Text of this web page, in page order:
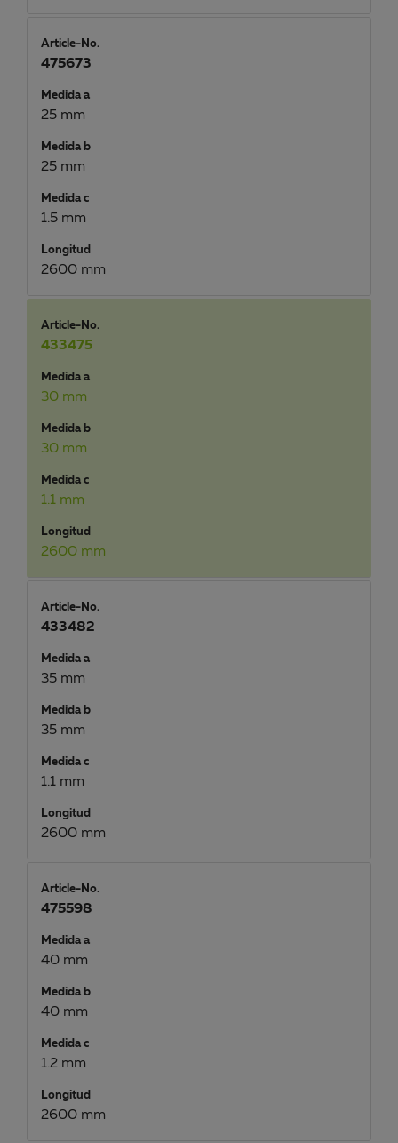
Article-No.
475673
Medida a
25 mm
Medida b
25 mm
Medida c
1.5 mm
Longitud
2600 mm
Article-No.
433475
Medida a
30 mm
Medida b
30 mm
Medida c
1.1 mm
Longitud
2600 mm
Article-No.
433482
Medida a
35 mm
Medida b
35 mm
Medida c
1.1 mm
Longitud
2600 mm
Article-No.
475598
Medida a
40 mm
Medida b
40 mm
Medida c
1.2 mm
Longitud
2600 mm